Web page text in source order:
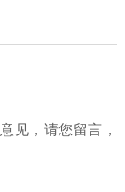
见，请您留言，